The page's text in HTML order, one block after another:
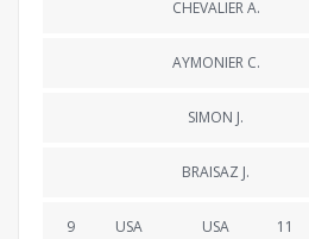
CHEVALIER A.
AYMONIER C.
SIMON J.
BRAISAZ J.
9 USA USA 11